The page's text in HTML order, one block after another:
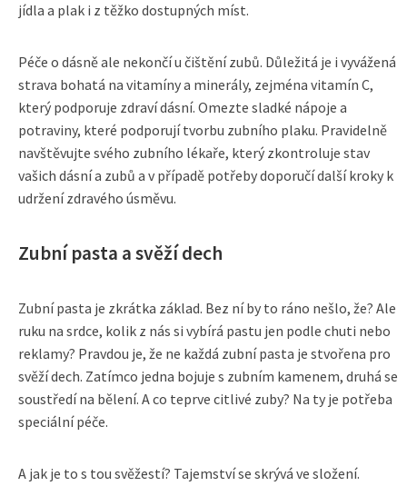
jídla a plak i z těžko dostupných míst.
Péče o dásně ale nekončí u čištění zubů. Důležitá je i vyvážená
strava bohatá na vitamíny a minerály, zejména vitamín C,
který podporuje zdraví dásní. Omezte sladké nápoje a
potraviny, které podporují tvorbu zubního plaku. Pravidelně
navštěvujte svého zubního lékaře, který zkontroluje stav
vašich dásní a zubů a v případě potřeby doporučí další kroky k
udržení zdravého úsměvu.
Zubní pasta a svěží dech
Zubní pasta je zkrátka základ. Bez ní by to ráno nešlo, že? Ale
ruku na srdce, kolik z nás si vybírá pastu jen podle chuti nebo
reklamy? Pravdou je, že ne každá zubní pasta je stvořena pro
svěží dech. Zatímco jedna bojuje s zubním kamenem, druhá se
soustředí na bělení. A co teprve citlivé zuby? Na ty je potřeba
speciální péče.
A jak je to s tou svěžestí? Tajemství se skrývá ve složení.